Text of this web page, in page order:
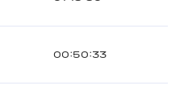
00:50:33